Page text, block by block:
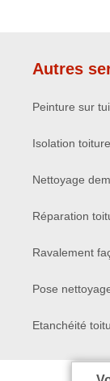
Autres
Peinture sur
Isolation
Nettoyage
Réparation
Ravalement
Pose
Etanchéité